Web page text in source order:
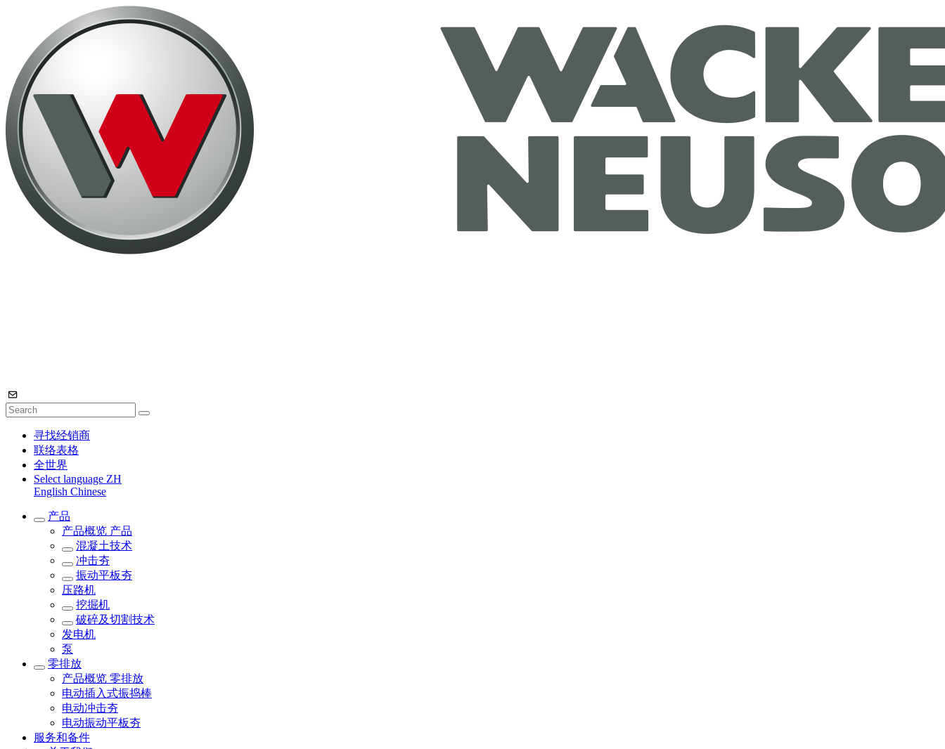
寻找经销商
联络表格
全世界
Select language ZH
English Chinese
产品
产品概览 产品
混凝土技术
冲击夯
振动平板夯
压路机
挖掘机
破碎及切割技术
发电机
泵
零排放
产品概览 零排放
电动插入式振捣棒
电动冲击夯
电动振动平板夯
服务和备件